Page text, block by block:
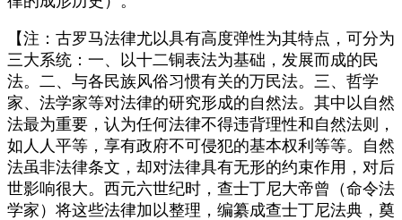
【注：古罗马法律尤以具有高度弹性为其特点，可分为
三大系统：一、以十二铜表法为基础，发展而成的民
法。二、与各民族风俗习惯有关的万民法。三、哲学
家、法学家等对法律的研究形成的自然法。其中以自然
法最为重要，认为任何法律不得违背理性和自然法则，
如人人平等，享有政府不可侵犯的基本权利等等。自然
法虽非法律条文，却对法律具有无形的约束作用，对后
世影响很大。西元六世纪时，查士丁尼大帝曾（命令法
学家）将这些法律加以整理，编纂成查士丁尼法典，奠